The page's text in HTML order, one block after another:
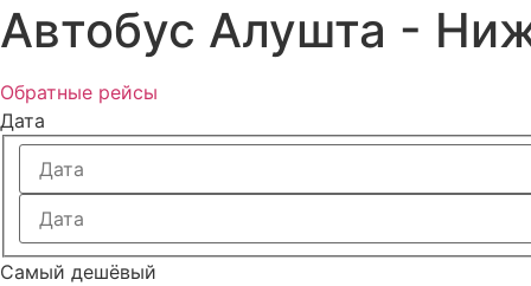
Автобус Алушта -
Обратные рейсы
Дата
Самый дешёвый